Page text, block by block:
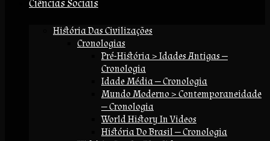
Ciências Sociais
História Das Civilizações
Cronologias
Pré-História > Idades Antigas —
Cronologia
Idade Média — Cronologia
Mundo Moderno > Contemporaneidade
— Cronologia
World History In Videos
História Do Brasil — Cronologia